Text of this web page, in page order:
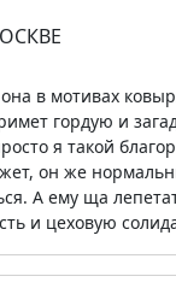
в мотивах
гордую и
я такой
он же
А ему ща
и цеховую